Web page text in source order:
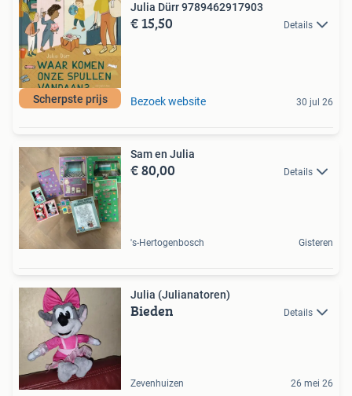
Scherpste prijs
Julia Dürr 9789462917903
€ 15,50 Details
Bezoek website 30 jul 26
Sam en Julia
€ 80,00 Details
's-Hertogenbosch Gisteren
Julia (Julianatoren)
Bieden Details
Zevenhuizen 26 mei 26